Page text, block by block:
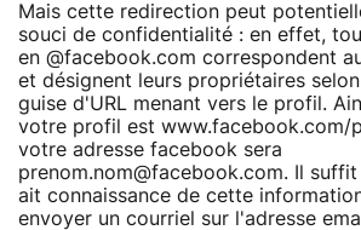
Mais cette redirection peut
souci de confidentialité : en effet,
en @facebook.com correspondent
et désignent leurs propriétaires
guise d'URL menant vers le profil.
votre profil est www.facebook.com/
votre adresse facebook sera
prenom.nom@facebook.com. Il
ait connaissance de cette
envoyer un courriel sur l'adresse